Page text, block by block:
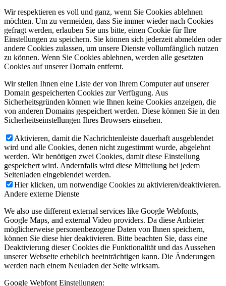
Wir respektieren es voll und ganz, wenn Sie Cookies ablehnen
möchten. Um zu vermeiden, dass Sie immer wieder nach Cookies
gefragt werden, erlauben Sie uns bitte, einen Cookie für Ihre
Einstellungen zu speichern. Sie können sich jederzeit abmelden oder
andere Cookies zulassen, um unsere Dienste vollumfänglich nutzen
zu können. Wenn Sie Cookies ablehnen, werden alle gesetzten
Cookies auf unserer Domain entfernt.
Wir stellen Ihnen eine Liste der von Ihrem Computer auf unserer
Domain gespeicherten Cookies zur Verfügung. Aus
Sicherheitsgründen können wie Ihnen keine Cookies anzeigen, die
von anderen Domains gespeichert werden. Diese können Sie in den
Sicherheitseinstellungen Ihres Browsers einsehen.
Aktivieren, damit die Nachrichtenleiste dauerhaft ausgeblendet
wird und alle Cookies, denen nicht zugestimmt wurde, abgelehnt
werden. Wir benötigen zwei Cookies, damit diese Einstellung
gespeichert wird. Andernfalls wird diese Mitteilung bei jedem
Seitenladen eingeblendet werden.
Hier klicken, um notwendige Cookies zu aktivieren/deaktivieren.
Andere externe Dienste
We also use different external services like Google Webfonts,
Google Maps, and external Video providers. Da diese Anbieter
möglicherweise personenbezogene Daten von Ihnen speichern,
können Sie diese hier deaktivieren. Bitte beachten Sie, dass eine
Deaktivierung dieser Cookies die Funktionalität und das Aussehen
unserer Webseite erheblich beeinträchtigen kann. Die Änderungen
werden nach einem Neuladen der Seite wirksam.
Google Webfont Einstellungen: